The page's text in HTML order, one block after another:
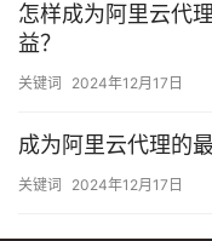
怎样成为阿里云代
益？
关键词 2024年12月17日
成为阿里云代理的
关键词 2024年12月17日